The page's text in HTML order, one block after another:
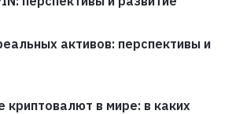
активов: перспективы и
криптовалют в мире: в каких